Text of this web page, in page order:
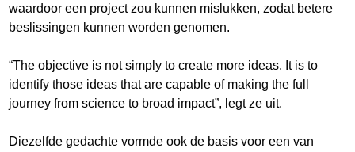
waardoor een project zou kunnen mislukken, zodat betere
beslissingen kunnen worden genomen.
“The objective is not simply to create more ideas. It is to
identify those ideas that are capable of making the full
journey from science to broad impact”, legt ze uit.
Diezelfde gedachte vormde ook de basis voor een van